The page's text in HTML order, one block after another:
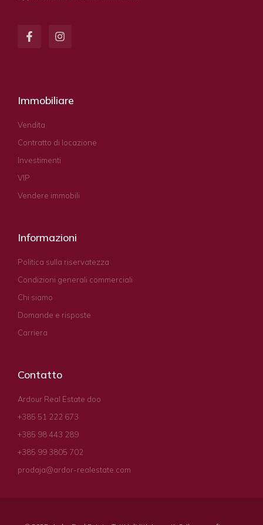
Immobiliare
Vendita
Contratto di locazione
Investimenti
VIP
Vendere immobili
Informazioni
Politica sulla riservatezza
Condizioni generali commerciali
Chi siamo
Domande e risposte
Carriera
Contatto
Ardour Real Estate doo
+385 51 222 673
+385 98 443 289
+385 99 3805 702
prodaja@ardor-realestate.com